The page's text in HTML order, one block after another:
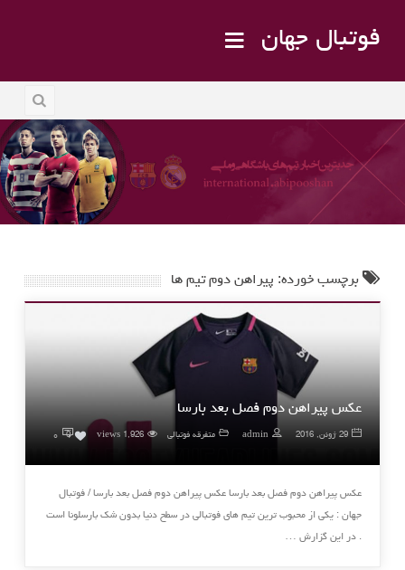
فوتبال جهان
برچسب خورده: پیراهن دوم تیم ها
عکس پیراهن دوم فصل بعد بارسا
29 ژوئن, 2016 admin متفرقه فوتبالی 1,926 views
0 ۰
عکس پیراهن دوم فصل بعد بارسا عکس پیراهن دوم فصل بعد بارسا / فوتبال
جهان : یکی از محبوب ترین تیم های فوتبالی در سطح دنیا بدون شک بارسلونا است
. در این گزارش …